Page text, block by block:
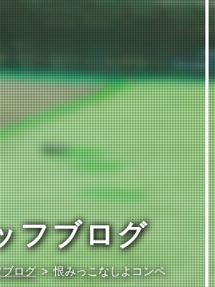
フブログ
ログ 恨みっこなしよコンペ